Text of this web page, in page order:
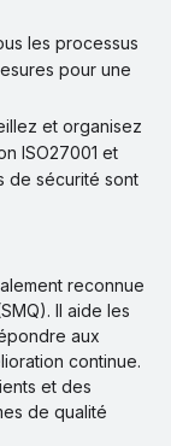
les processus
pour une
et organisez
ISO27001 et
de sécurité sont
reconnue
Il aide les
aux
continue.
et des
de qualité